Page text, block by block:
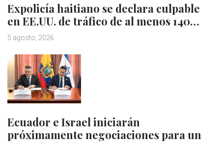
Expolicía haitiano se declara culpable
en EE.UU. de tráfico de al menos 140…
5 agosto, 2026
Ecuador e Israel iniciarán
próximamente negociaciones para un